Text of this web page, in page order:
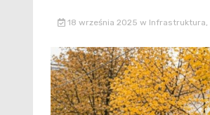
18 września 2025 w Infrastruktura,